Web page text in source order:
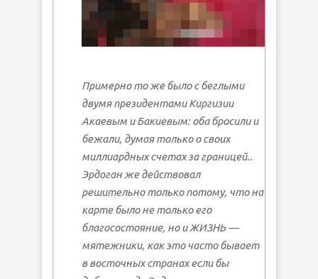
Примерно то же было с беглыми
двумя президентами Киргизии
Акаевым и Бакиевым: оба бросили и
бежали, думая только о своих
миллиардных счетах за границей..
Эрдоган же действовал
решительно только потому, что на
карте было не только его
благосостояние, но и ЖИЗНЬ —
мятежники, как это часто бывает
в восточных странах если бы